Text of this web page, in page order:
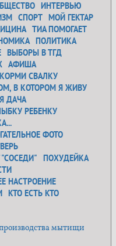
ИНТЕРВЬЮ
СПОРТ МОЙ ГЕКТАР
ТИА ПОМОГАЕТ
ПОЛИТИКА
ВЫБОРЫ В ТГД
АФИША
СВАЛКУ
В КОТОРОМ Я ЖИВУ
ДАЧА
РЕБЕНКУ
ФОТО
ПОХУДЕЙКА
НАСТРОЕНИЕ
КТО ЕСТЬ КТО
мытищи